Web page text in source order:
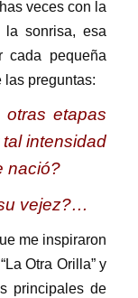
veces con la
la sonrisa, esa
pequeña
las preguntas:
etapas
intensidad
nació?
vejez?…
me inspiraron
Otra Orilla” y
principales de